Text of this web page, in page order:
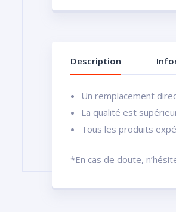
Description
Un remplacement
La qualité est
Tous les produits
*En cas de doute,